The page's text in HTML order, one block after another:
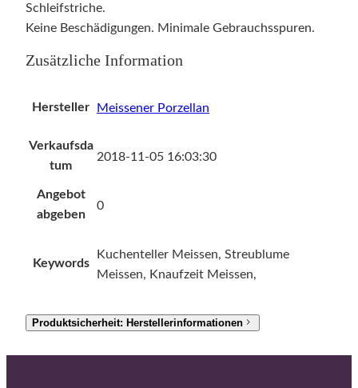
Schleifstriche.
Keine Beschädigungen. Minimale Gebrauchsspuren.
Zusätzliche Information
Hersteller Meissener Porzellan
Verkaufsda
tum
2018-11-05 16:03:30
Angebot
abgeben
0
Keywords
Kuchenteller Meissen, Streublume
Meissen, Knaufzeit Meissen,
Produktsicherheit: Herstellerinformationen